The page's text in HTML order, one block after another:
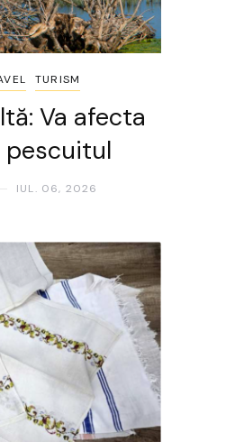
TURISM
Va afecta
IUL. 06, 2026